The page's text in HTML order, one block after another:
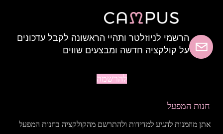
הרשמי לניוזלטר ותהיי הראשונה לקבל עדכונים
על קולקציה חדשה ומבצעים שווים
להרשמה
חנות המפעל
אתן מוזמנות להגיע למדידות ולהתרשם מהקולקציה בחנות המפעל